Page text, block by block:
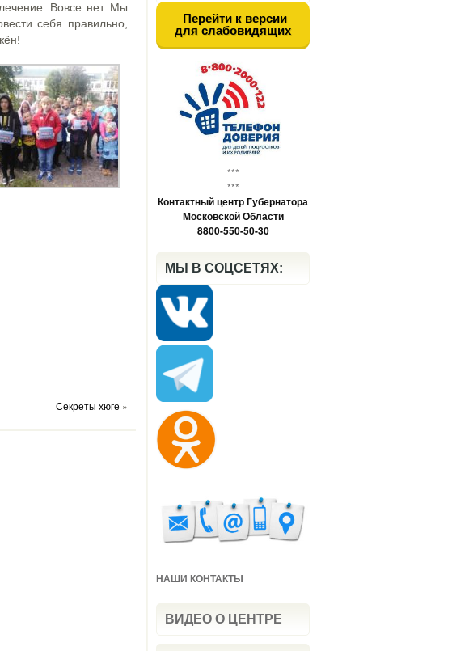
Вовсе нет. Мы
себя правильно,
Секреты хюге »
Перейти к версии
для слабовидящих
***
***
Контактный центр Губернатора
Московской Области
8800-550-50-30
МЫ В СОЦСЕТЯХ:
НАШИ КОНТАКТЫ
ВИДЕО О ЦЕНТРЕ